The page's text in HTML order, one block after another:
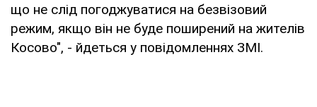
що не слід погоджуватися на безвізовий
режим, якщо він не буде поширений на жителів
Косово", - йдеться у повідомленнях ЗМІ.